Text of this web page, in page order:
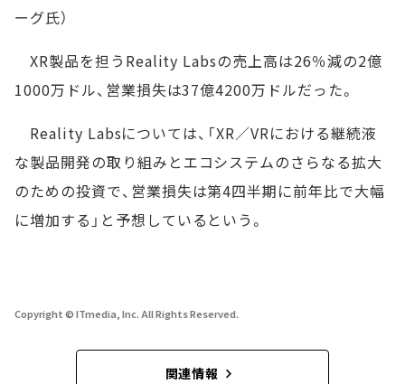
ーグ氏）
XR製品を担うReality Labsの売上高は26％減の2億
1000万ドル、営業損失は37億4200万ドルだった。
Reality Labsについては、「XR／VRにおける継続液
な製品開発の取り組みとエコシステムのさらなる拡大
のための投資で、営業損失は第4四半期に前年比で大幅
に増加する」と予想しているという。
Copyright © ITmedia, Inc. All Rights Reserved.
関連情報